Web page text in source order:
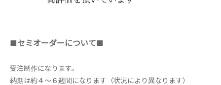
■セミオーダーについて■
受注制作になります。
納期は約４～６週間になります（状況により異なります）